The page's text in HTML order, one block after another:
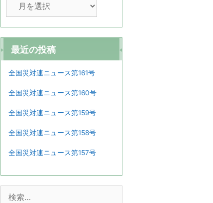
カ
イ
ブ
最近の投稿
全国災対連ニュース第161号
全国災対連ニュース第160号
全国災対連ニュース第159号
全国災対連ニュース第158号
全国災対連ニュース第157号